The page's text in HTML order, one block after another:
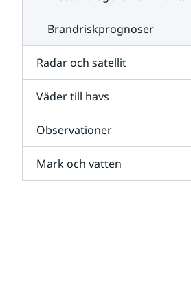
Brandriskprognoser
Radar och satellit
Väder till havs
Observationer
Mark och vatten